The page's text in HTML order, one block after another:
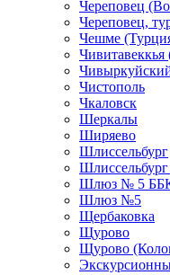
Череповец
Череповец,
Чешме
Чистополь
Чкаловск
Шеркалы
Ширяево
Шлиссельбург
Шлюз № 5
Шлюз №5
Щербаковка
Щурово
Щурово